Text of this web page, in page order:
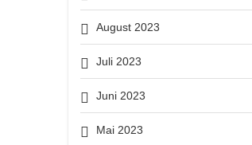
August 2023
Juli 2023
Juni 2023
Mai 2023